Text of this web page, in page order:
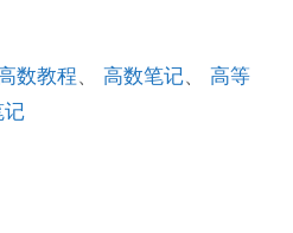
数教程、高数笔记、高等
记